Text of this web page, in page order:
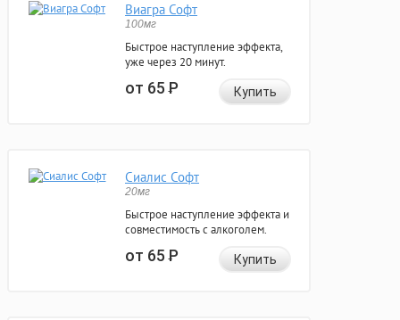
Виагра Софт
100мг
Быстрое наступление эффекта,
уже через 20 минут.
от 65Р Купить
Сиалис Софт
20мг
Быстрое наступление эффекта и
совместимость с алкоголем.
от 65Р Купить